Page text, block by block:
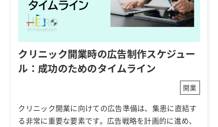
クリニック開業時の広告制作スケジュー
ル：成功のためのタイムライン
開業
クリニック開業に向けての広告準備は、集患に直結す
る非常に重要な要素です。広告戦略を計画的に進め、